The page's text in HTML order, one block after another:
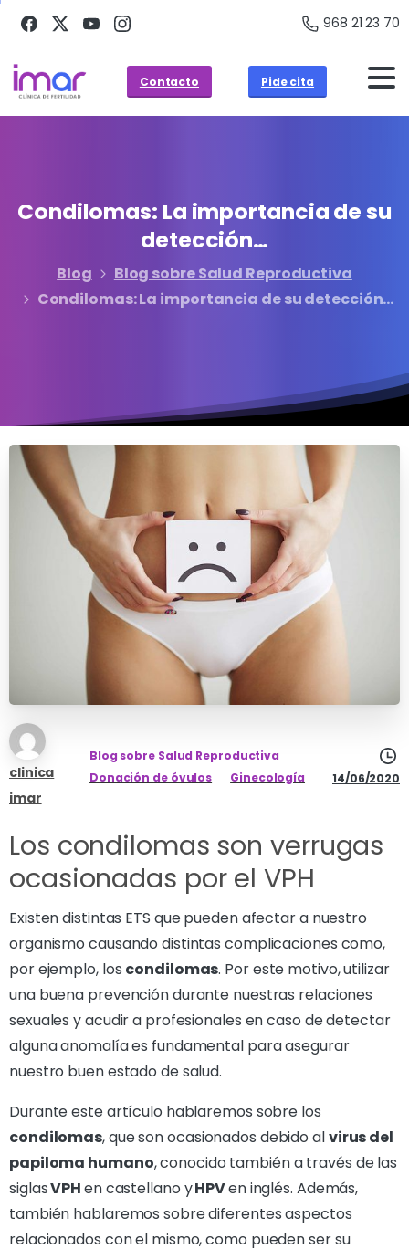
968 21 23 70
Contacto Pide cita
Condilomas: La importanciadesu
detección…
Blog
Blog sobre Salud Reproductiva
Condilomas: La importancia de su detección…
clinica
imar
Blog sobre Salud Reproductiva
Donación de óvulos
Ginecología 14/06/2020
Los condilomas son verrugas
ocasionadas por el VPH
Existen distintas ETS que pueden afectar a nuestro
organismo causando distintas complicaciones como,
por ejemplo, los condilomas. Por este motivo, utilizar
una buena prevención durante nuestras relaciones
sexuales y acudir a profesionales en caso de detectar
alguna anomalía es fundamental para asegurar
nuestro buen estado de salud.
Durante este artículo hablaremos sobre los
condilomas, que son ocasionados debido alvirus del
papiloma humano, conocido también a través de las
siglasVPHen castellano yHPVen inglés. Además,
también hablaremos sobre diferentes aspectos
relacionados con el mismo, como pueden ser su